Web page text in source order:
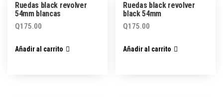
Ruedas black revolver
54mm blancas
Q175.00
Añadir al carrito
Ruedas black revolver
black 54mm
Q175.00
Añadir al carrito